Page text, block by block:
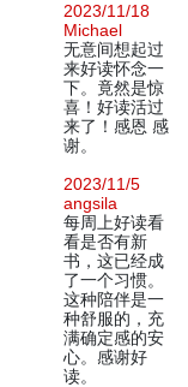
2023/11/18
Michael
无意间想起过
来好读怀念一
下。竟然是惊
喜！好读活过
来了！感恩 感
谢。
2023/11/5
angsila
每周上好读看
看是否有新
书，这已经成
了一个习惯。
这种陪伴是一
种舒服的，充
满确定感的安
心。感谢好
读。